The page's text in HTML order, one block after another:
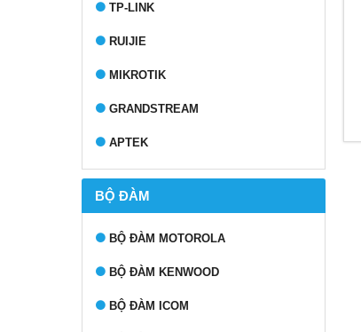
TP-LINK
RUIJIE
MIKROTIK
GRANDSTREAM
APTEK
BỘ ĐÀM
BỘ ĐÀM MOTOROLA
BỘ ĐÀM KENWOOD
BỘ ĐÀM ICOM